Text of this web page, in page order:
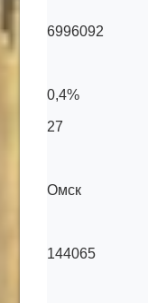
6996092
0,4%
27
Омск
144065